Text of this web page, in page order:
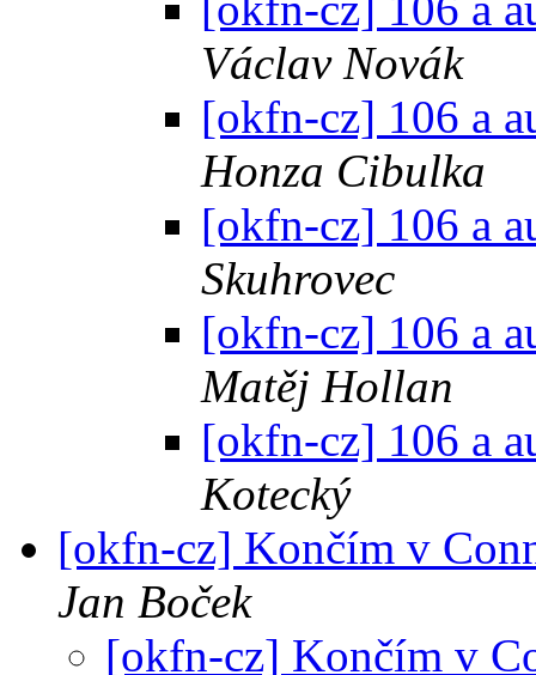
Václav Novák
[okfn-cz] 106 a
Honza Cibulka
[okfn-cz] 106 a
Skuhrovec
[okfn-cz] 106 a
Matěj Hollan
[okfn-cz] 106 a
Kotecký
[okfn-cz] Končím v
Jan Boček
[okfn-cz] Končím v